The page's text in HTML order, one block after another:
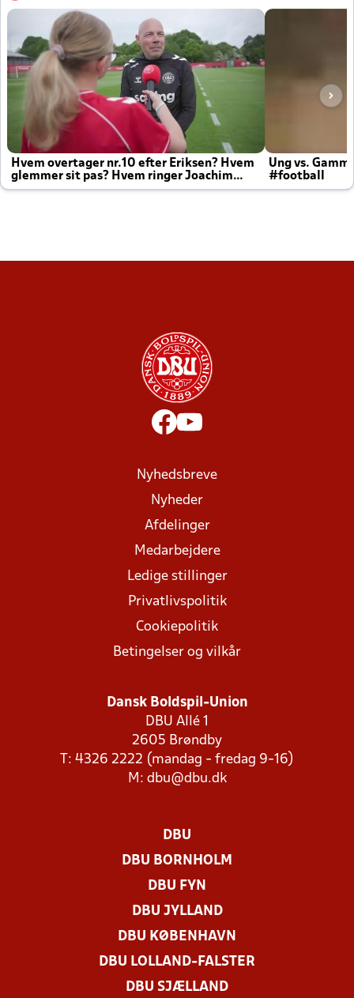
Hvem overtager nr.10 efter Eriksen? Hvem
glemmer sit pas? Hvem ringer Joachim
altid til efter kampe?
Ung vs.
#football
Nyhedsbreve
Nyheder
Afdelinger
Medarbejdere
Ledige stillinger
Privatlivspolitik
Cookiepolitik
Betingelser og vilkår
Dansk Boldspil-Union
DBU Allé 1
2605 Brøndby
T: 4326 2222 (mandag - fredag 9-16)
M: dbu@dbu.dk
DBU
DBU BORNHOLM
DBU FYN
DBU JYLLAND
DBU KØBENHAVN
DBU LOLLAND-FALSTER
DBU SJÆLLAND